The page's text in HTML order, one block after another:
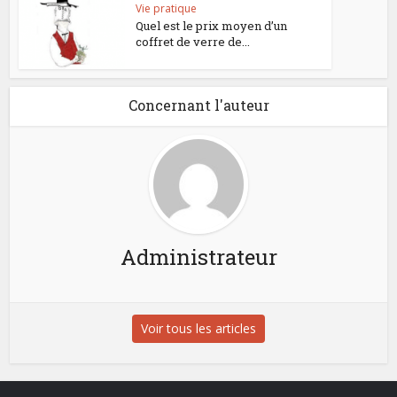
Vie pratique
Quel est le prix moyen d’un
coffret de verre de...
Concernant l'auteur
Administrateur
Voir tous les articles